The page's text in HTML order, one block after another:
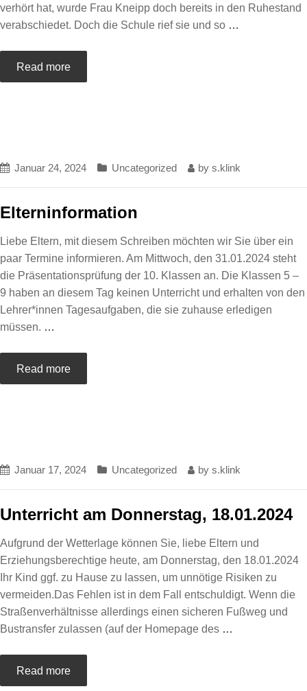
verhört hat, wurde Frau Kneipp doch bereits in den Ruhestand
verabschiedet. Doch die Schule rief sie und so …
Read more
Januar 24, 2024 Uncategorized by s.klink
Elterninformation
Liebe Eltern, mit diesem Schreiben möchten wir Sie über ein
paar Termine informieren. Am Mittwoch, den 31.01.2024 steht
die Präsentationsprüfung der 10. Klassen an. Die Klassen 5 –
9 haben an diesem Tag keinen Unterricht und erhalten von den
Lehrer*innen Tagesaufgaben, die sie zuhause erledigen
müssen. …
Read more
Januar 17, 2024 Uncategorized by s.klink
Unterricht am Donnerstag, 18.01.2024
Aufgrund der Wetterlage können Sie, liebe Eltern und
Erziehungsberechtige heute, am Donnerstag, den 18.01.2024
Ihr Kind ggf. zu Hause zu lassen, um unnötige Risiken zu
vermeiden.Das Fehlen ist in dem Fall entschuldigt. Wenn die
Straßenverhältnisse allerdings einen sicheren Fußweg und
Bustransfer zulassen (auf der Homepage des …
Read more